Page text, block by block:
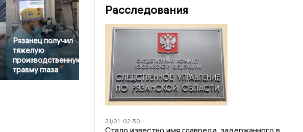
Рязанец получил
тяжелую
производственную
травму глаза
Расследования
31/01 02:50
Стало известно имя главреда, задержанного в